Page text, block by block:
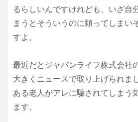
るらしいんですけれども、いざ自
まうとそういうのに頼ってしまい
すよ。
最近だとジャパンライフ株式会社
大きくニュースで取り上げられま
ある老人がアレに騙されてしまう
ます。